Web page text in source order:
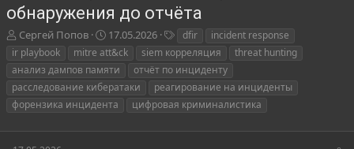
обнаружения до отчёта
А
в
т
о
р
т
м
Сергей Попов
Д
а
а
н
а
а
17.05.2026
е
г
и
dfir
incident response
ir playbook
mitre att&ck siem корреляция
threat hunting
анализ дампов памяти
отчёт по инциденту
расследование кибератаки
реагирование на инциденты
форензика инцидента
цифровая криминалистика